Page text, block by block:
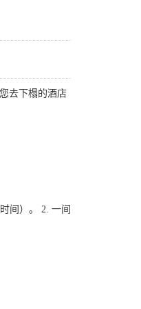
去下榻的酒店
间）。 2. 一间